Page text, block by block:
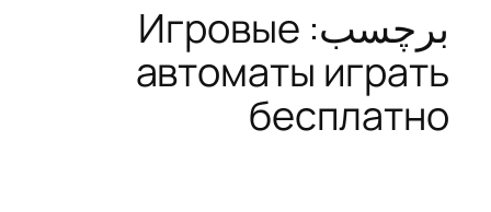
برچسب: Игровые
автоматы играть
бесплатно